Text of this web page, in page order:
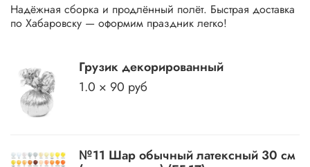
Грузик декорированный
1.0 × 90 руб
№11 Шар обычный латексный 30 см
Надёжная сборка и продлённый полёт. Быстрая доставка
по Хабаровску — оформим праздник легко!